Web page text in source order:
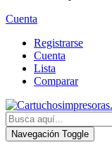
Cuenta
Registrarse
Cuenta
Lista
Comparar
Navegación Toggle